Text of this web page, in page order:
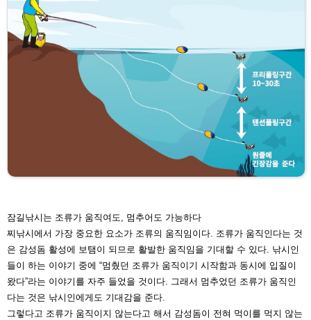
잠길낚시는 조류가 움직여도, 멈 추어도 가능하다
찌낚시에서 가장 중요한 요소가 조류의 움직임이다. 조류가 움직인다는 것
은 감성돔 활성에 보탬이 되므로 활발한 움직임을 기대할 수 있다. 낚시인
들이 하는 이야기 중에 “멈췄던 조류가 움직이기 시작함과 동시에 입질이
왔다”라는 이 야기를 자주 들었을 것이다. 그래서 멈추었던 조류가 움직인
다는 것은 낚시인에게도 기대감을 준다.
그렇다고 조류가 움직이지 않는다고 해서 감성돔이 전혀 먹이를 먹지 않는